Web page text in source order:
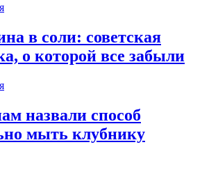
в соли: советская
о которой все забыли
назвали способ
мыть клубнику